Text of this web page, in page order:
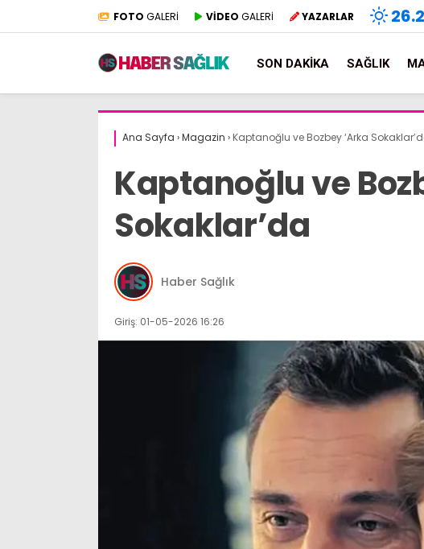
FOTO GALERİ VİDEO GALERİ YAZARLAR 26.2
SON DAKIKA SAĞLIK
Ana Sayfa ›Magazin › Kaptanoğlu ve Bozbey ‘Arka
Kaptanoğlu ve
Sokaklar’da
Haber Sağlık
Giriş: 01-05-2026 16:26